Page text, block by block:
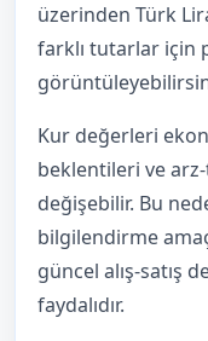
üzerinden Türk
farklı tutarlar için
Kur değerleri
beklentileri ve
değişebilir. Bu
bilgilendirme
güncel alış-satış
faydalıdır.